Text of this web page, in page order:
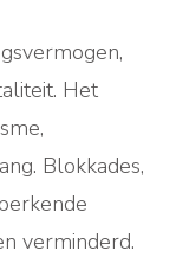
Het
Blokkades,
verminderd.